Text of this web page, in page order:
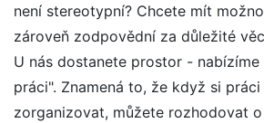
není stereotypní? Chcete mít
zároveň zodpovědní za důležité
U nás dostanete prostor -
práci". Znamená to, že když si
zorganizovat, můžete rozhodovat